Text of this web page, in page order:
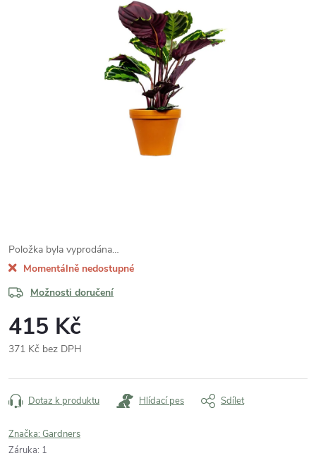
Položka byla vyprodána…
Momentálně nedostupné
Možnosti doručení
415 Kč
371 Kč bez DPH
cena:
Dotaz k produktu Hlídací pes Sdílet
Značka: Gardners
Záruka: 1